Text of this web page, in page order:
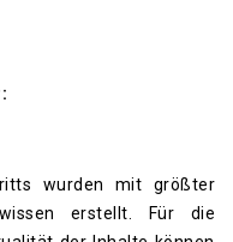
wurden mit größter
erstellt. Für die